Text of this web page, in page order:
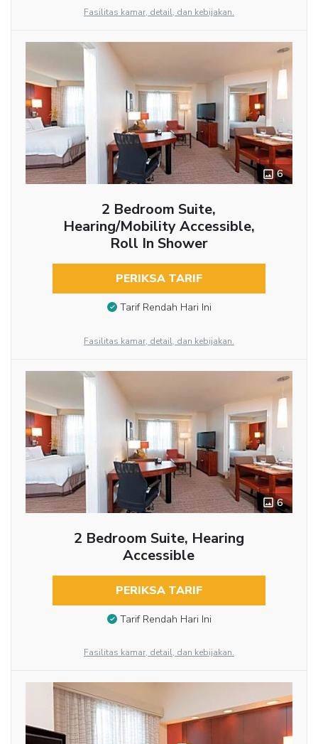
Fasilitas kamar, detail, dan kebijakan.
6
2 Bedroom Suite,
Hearing/Mobility Accessible,
Roll In Shower
PERIKSA TARIF
Tarif Rendah Hari Ini
Fasilitas kamar, detail, dan kebijakan.
6
2 Bedroom Suite, Hearing
Accessible
PERIKSA TARIF
Tarif Rendah Hari Ini
Fasilitas kamar, detail, dan kebijakan.